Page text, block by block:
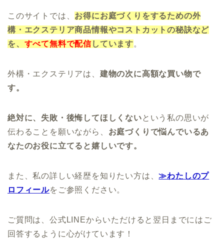
このサイトでは、 お得にお庭づくりをするための外
構・エクステリア商品情報やコストカットの秘訣など
を、 すべて無料で配信 しています。
外構・エクステリアは、 建物の次に高額な買い物で
す。
絶対に、失敗・後悔してほしくないという私の思いが
伝わることを願いながら、 お庭づくりで悩んでいるあ
なたのお役に立てると嬉しいです。
また、私の詳しい経歴を知りたい方は、≫わたしのプ
ロフィールをご参照ください。
ご質問は、公式LINEからいただけると翌日までにはご
回答するように心がけています！